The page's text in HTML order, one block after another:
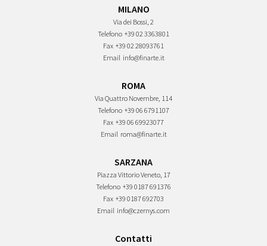
MILANO
Via dei Bossi, 2
Telefono +39 02 3363801
Fax +39 02 28093761
Email info@finarte.it
ROMA
Via Quattro Novembre, 114
Telefono +39 06 6791107
Fax +39 06 69923077
Email roma@finarte.it
SARZANA
Piazza Vittorio Veneto, 17
Telefono +39 0187 691376
Fax +39 0187 692703
Email info@czernys.com
Contatti